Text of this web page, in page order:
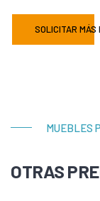
SOLICITAR MÁS
MUEBLES
OTRAS